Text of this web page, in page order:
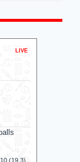
LIVE
(19.3)